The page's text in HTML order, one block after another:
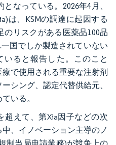
なっている。2026年4月、
は、KSMの調達に起因する
リスクがある医薬品100品
国でしか製造されていない
いると報告した。このこと
で使用される重要な注射剤
シング、認定代替供給元、
いる。
超えて、第Xia因子などの次
、イノベーション主導のノ